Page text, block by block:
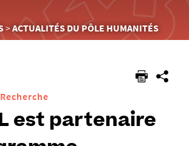
ACTUALITÉS DU PÔLE HUMANITÉS
Recherche
est partenaire